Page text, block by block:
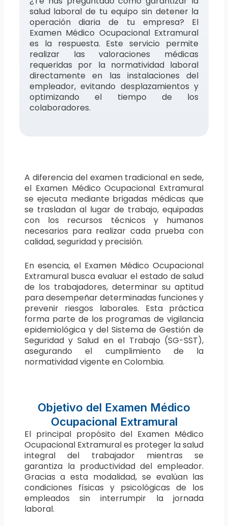
salud laboral de tu equipo sin detener la
operación diaria de tu empresa? El
Examen Médico Ocupacional Extramural
es la respuesta. Este servicio permite
realizar las valoraciones médicas
requeridas por la normatividad laboral
directamente en las instalaciones del
empleador, evitando desplazamientos y
optimizando el tiempo de los
colaboradores.
A diferencia del examen tradicional en sede,
el Examen Médico Ocupacional Extramural
se ejecuta mediante brigadas médicas que
se trasladan al lugar de trabajo, equipadas
con los recursos técnicos y humanos
necesarios para realizar cada prueba con
calidad, seguridad y precisión.
En esencia, el Examen Médico Ocupacional
Extramural busca evaluar el estado de salud
de los trabajadores, determinar su aptitud
para desempeñar determinadas funciones y
prevenir riesgos laborales. Esta práctica
forma parte de los programas de vigilancia
epidemiológica y del Sistema de Gestión de
Seguridad y Salud en el Trabajo (SG-SST),
asegurando el cumplimiento de la
normatividad vigente en Colombia.
Objetivo del Examen Médico
Ocupacional Extramural
El principal propósito del Examen Médico
Ocupacional Extramural es proteger la salud
integral del trabajador mientras se
garantiza la productividad del empleador.
Gracias a esta modalidad, se evalúan las
condiciones físicas y psicológicas de los
empleados sin interrumpir la jornada
laboral.